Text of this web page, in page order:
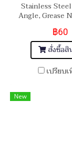
Stainless Steel
Angle, Grease
เกลียว 27
฿60
สั่งซื้อสิ
เปรียบ
New